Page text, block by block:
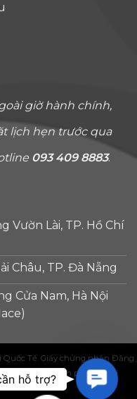
giờ hành chính,
lịch hẹn trước qua
093 409 8883.
Vườn Lài, TP. Hồ Chí
Châu, TP. Đà Nẵng
Cửa Nam, Hà Nội
Quốc Tế. Giấy chứng nhận Đăng
và Đầu tư Thành phố Hồ Chí
Us
hỗ trợ?